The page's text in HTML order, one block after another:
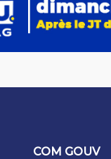
COM GOUV